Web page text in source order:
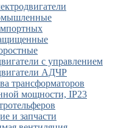
с управлением
АДЧР
трансформаторов
мощности, IP23
и запчасти